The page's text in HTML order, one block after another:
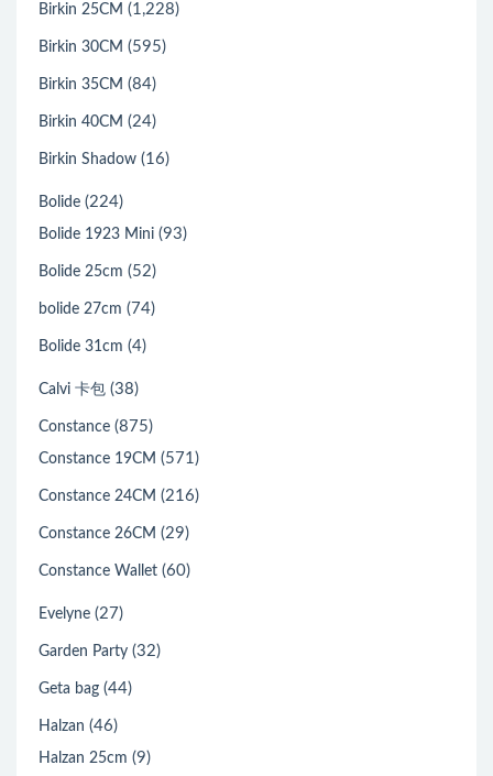
Birkin 25CM (1,228)
Birkin 30CM (595)
Birkin 35CM (84)
Birkin 40CM (24)
Birkin Shadow (16)
Bolide (224)
Bolide 1923 Mini (93)
Bolide 25cm (52)
bolide 27cm (74)
Bolide 31cm (4)
Calvi 卡包 (38)
Constance (875)
Constance 19CM (571)
Constance 24CM (216)
Constance 26CM (29)
Constance Wallet (60)
Evelyne (27)
Garden Party (32)
Geta bag (44)
Halzan (46)
Halzan 25cm (9)